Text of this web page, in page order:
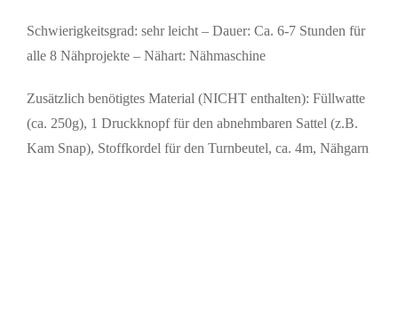
Schwierigkeitsgrad: sehr leicht – Dauer: Ca. 6-7 Stunden für
alle 8 Nähprojekte – Nähart: Nähmaschine
Zusätzlich benötigtes Material (NICHT enthalten): Füllwatte
(ca. 250g), 1 Druckknopf für den abnehmbaren Sattel (z.B.
Kam Snap), Stoffkordel für den Turnbeutel, ca. 4m, Nähgarn